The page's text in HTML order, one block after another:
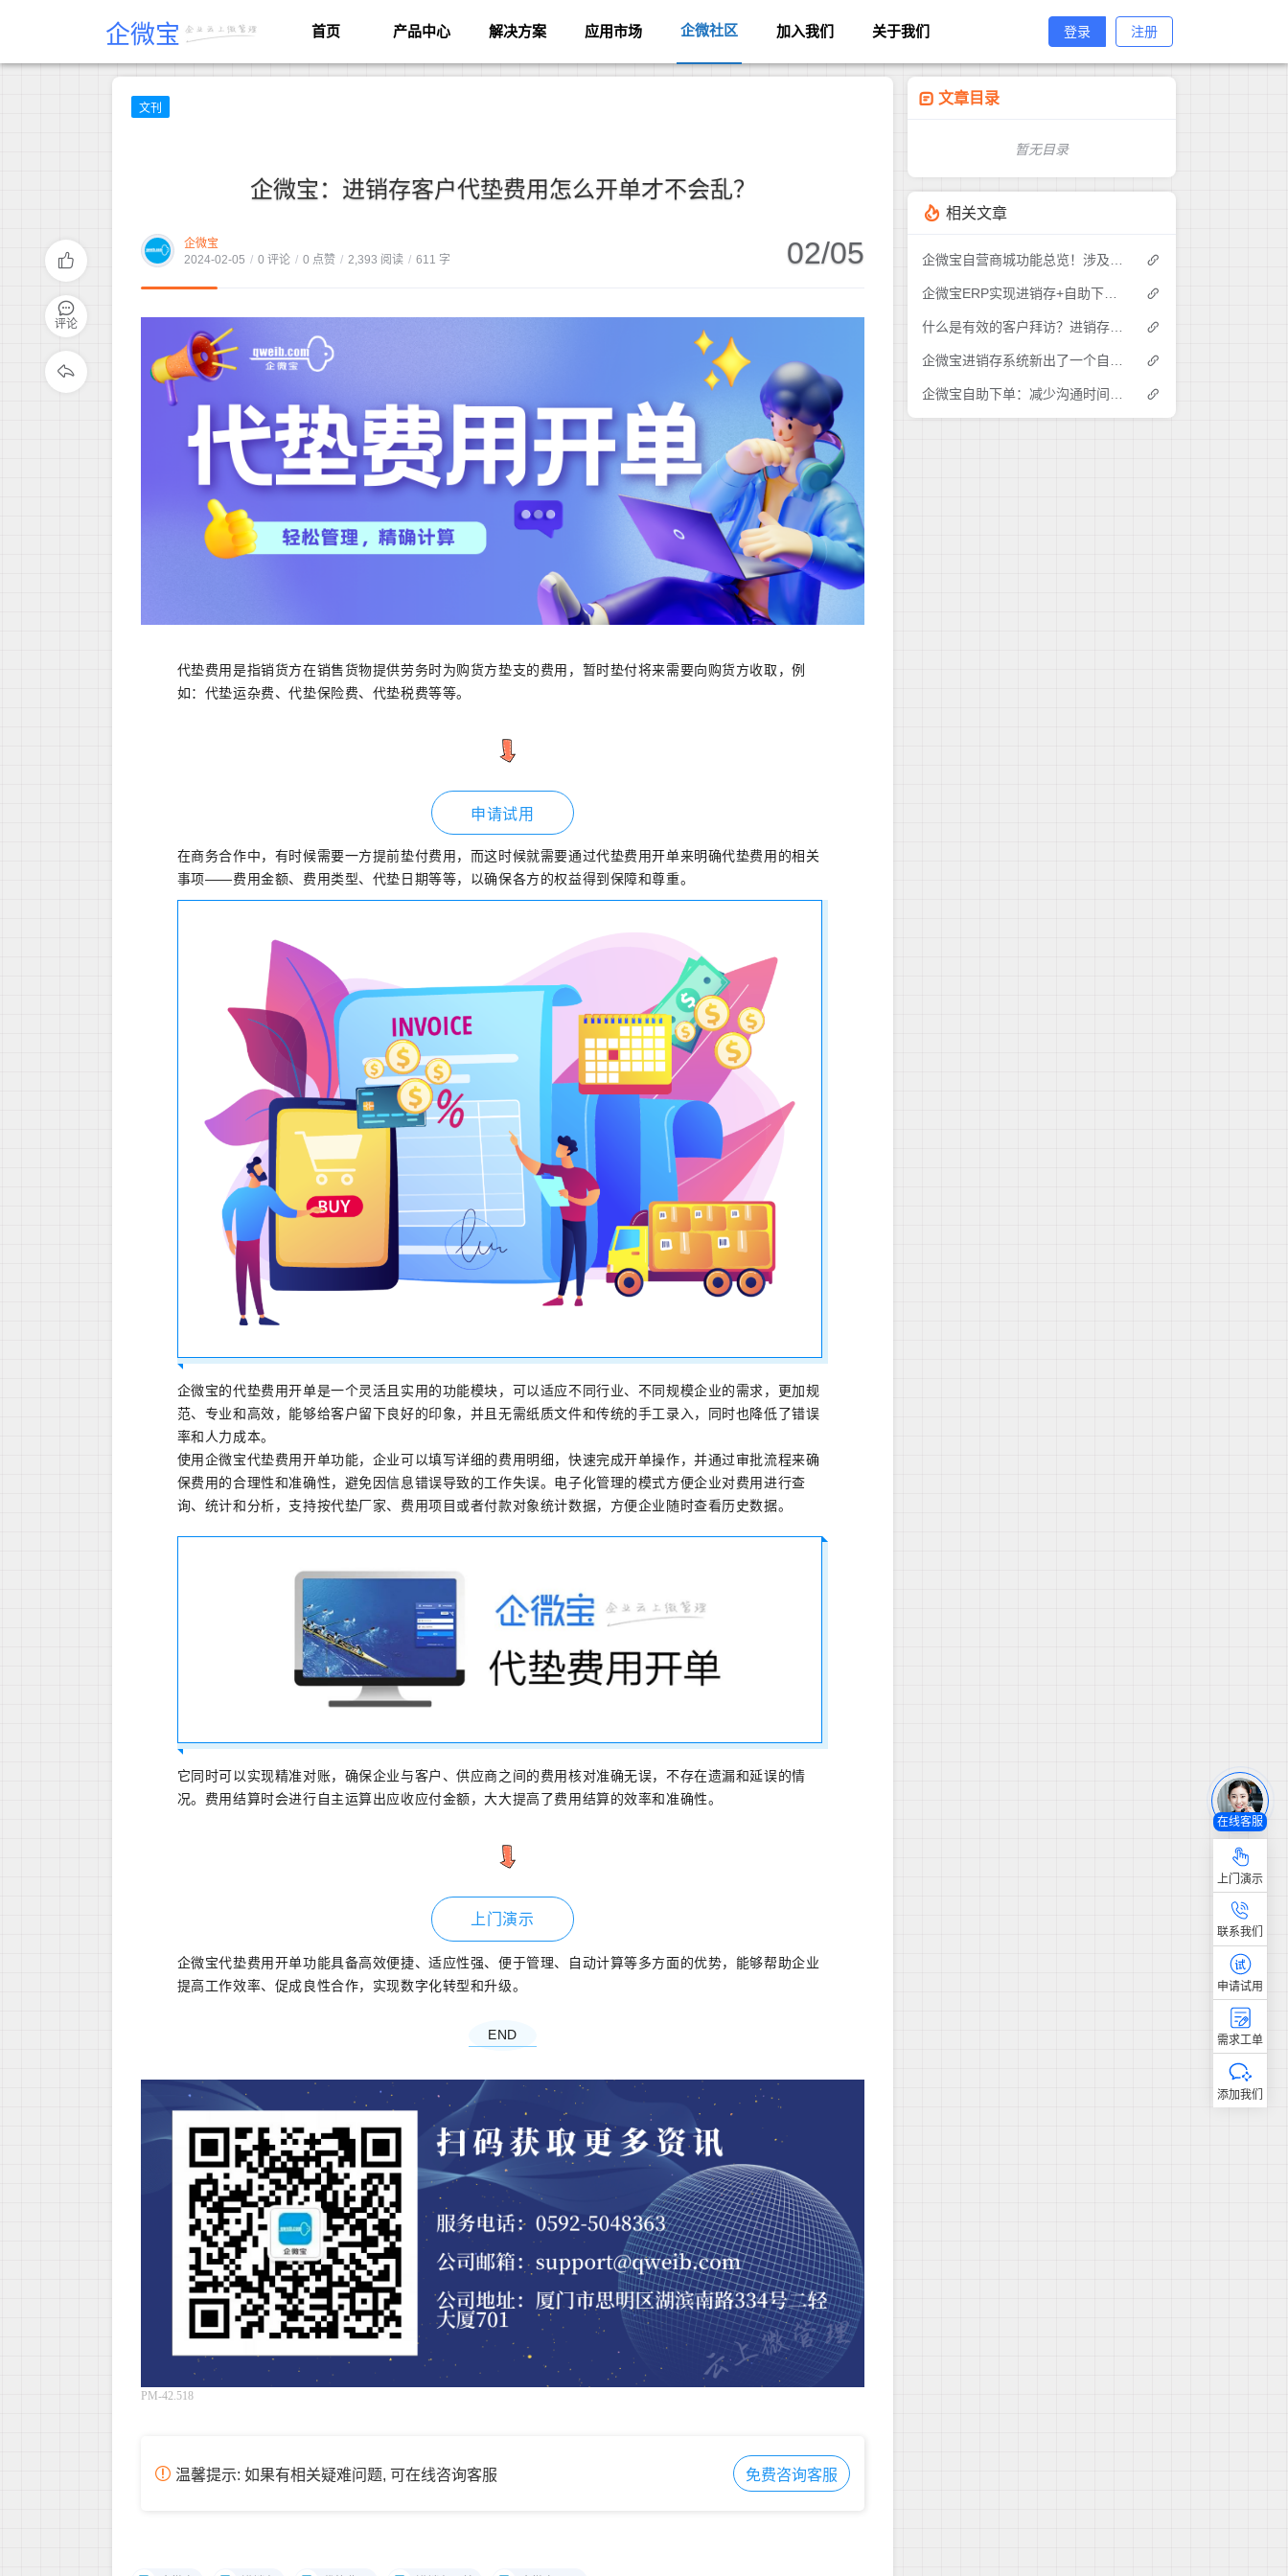
企微宝 首页 产品中心 解决方案 应用市场 企微社区 加入我们 关于我们 登录 注册
文刊
企微宝：进销存客户代垫费用怎么开单才不会乱？
企微宝
2024-02-05 / 0 评论 / 0 点赞 / 2,393 阅读 / 611 字 02/05
代垫费用是指销货方在销售货物提供劳务时为购货方垫支的费用，暂时垫付将来需要向购货方收取，例
如：代垫运杂费、代垫保险费、代垫税费等等。
申请试用
在商务合作中，有时候需要一方提前垫付费用，而这时候就需要通过代垫费用开单来明确代垫费用的相关
事项——费用金额、费用类型、代垫日期等等，以确保各方的权益得到保障和尊重。
企微宝的代垫费用开单是一个灵活且实用的功能模块，可以适应不同行业、不同规模企业的需求，更加规
范、专业和高效，能够给客户留下良好的印象，并且无需纸质文件和传统的手工录入，同时也降低了错误
率和人力成本。
使用企微宝代垫费用开单功能，企业可以填写详细的费用明细，快速完成开单操作，并通过审批流程来确
保费用的合理性和准确性，避免因信息错误导致的工作失误。电子化管理的模式方便企业对费用进行查
询、统计和分析，支持按代垫厂家、费用项目或者付款对象统计数据，方便企业随时查看历史数据。
它同时可以实现精准对账，确保企业与客户、供应商之间的费用核对准确无误，不存在遗漏和延误的情
况。费用结算时会进行自主运算出应收应付金额，大大提高了费用结算的效率和准确性。
上门演示
企微宝代垫费用开单功能具备高效便捷、适应性强、便于管理、自动计算等多方面的优势，能够帮助企业
提高工作效率、促成良性合作，实现数字化转型和升级。
END
PM-42.518
温馨提示: 如果有相关疑难问题, 可在线咨询客服 免费咨询客服
评论
文章目录
暂无目录
相关文章
在线客服
上门演示
联系我们
申请试用
需求工单
添加我们